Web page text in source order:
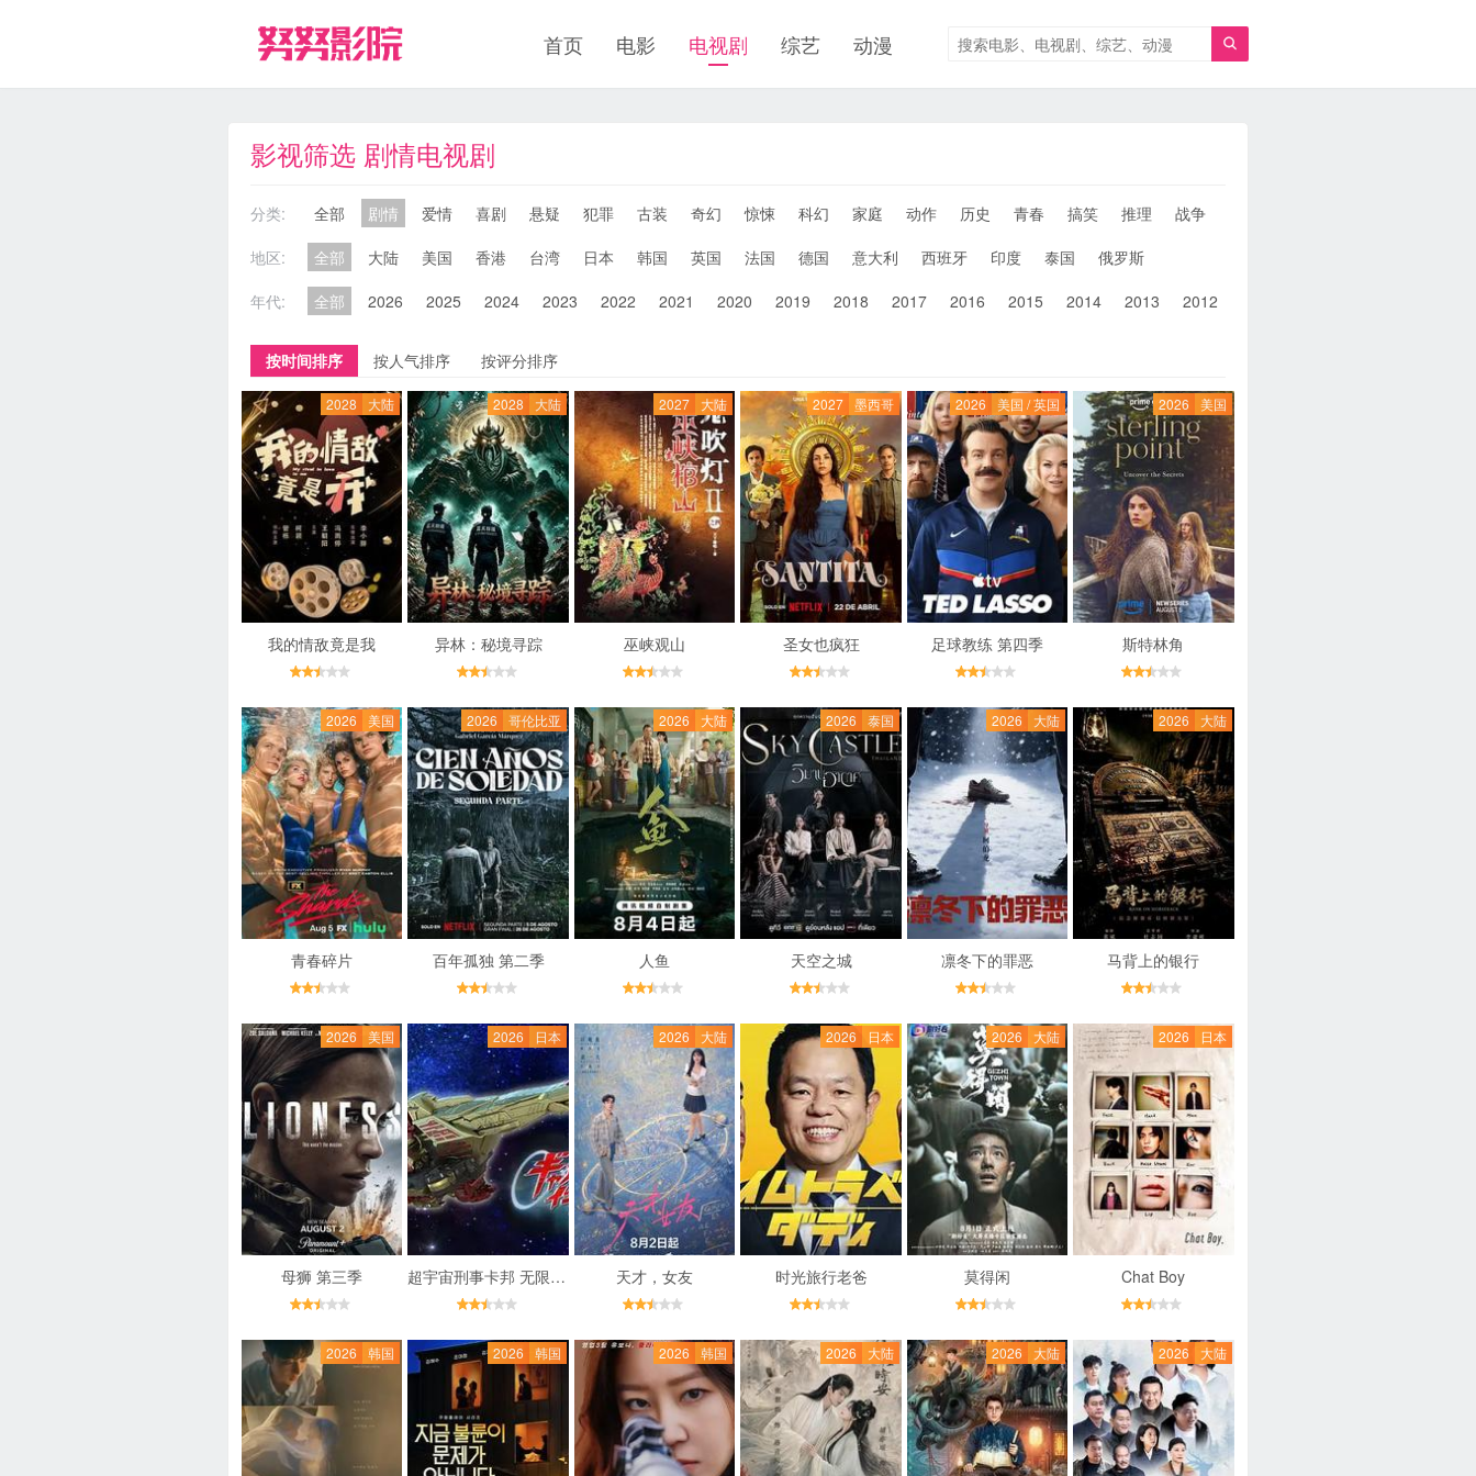

首页 电影 电视剧 综艺 动漫
影视筛选 剧情电视剧
分类: 全部 剧情 爱情 喜剧 悬疑 犯罪 古装 奇幻 惊悚 科幻 家庭 动作 历史 青春 搞笑 推理 战争
地区:
全部 大陆 美国 香港 台湾 日本 韩国 英国 法国 德国 意大利 西班牙 印度 泰国
俄罗斯
年代:
全部 2026 2025 2024 2023 2022 2021 2020 2019 2018 2017 2016 2015 2014 2013 2012
按时间排序 按人气排序 按评分排序
2028 大陆
我的情敌竟是我
2028 大陆
异林：秘境寻踪
2027 大陆
巫峡观山
2027 墨西哥
圣女也疯狂
2026 美国 / 英国
足球教练 第四季
2026 美国
斯特林角
2026 美国
青春碎片
2026 哥伦比亚
百年孤独 第二季
2026 大陆
人鱼
2026 泰国
天空之城
2026 大陆
凛冬下的罪恶
2026 大陆
马背上的银行
2026 美国
母狮 第三季
2026 日本
超宇宙刑事卡邦 无限 外传
2026 大陆
天才，女友
2026 日本
时光旅行老爸
2026 大陆
莫得闲
2026 日本
Chat Boy
2026 韩国 2026 韩国 2026 韩国 2026 大陆 2026 大陆 2026 大陆